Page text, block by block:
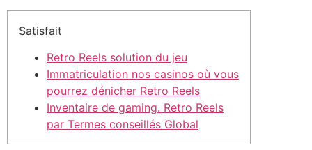
Satisfait
Retro Reels solution du jeu
Immatriculation nos casinos où vous
pourrez dénicher Retro Reels
Inventaire de gaming. Retro Reels
par Termes conseillés Global